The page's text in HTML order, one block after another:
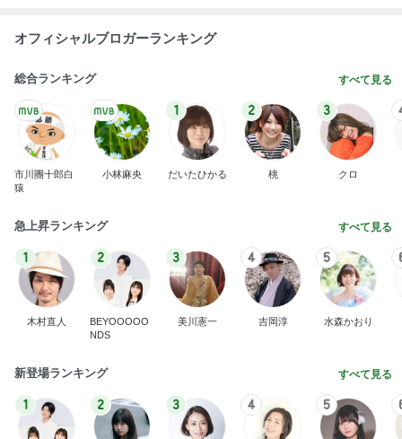
オフィシャルブロガーランキング
総合ランキング すべて見る
市川團十郎白
猿
小林麻央
1
だいたひかる
2
桃
3
クロ
急上昇ランキング すべて見る
1
木村直人
2
BEYOOOOO
NDS
3
美川憲一
4
吉岡淳
5
水森かおり
新登場ランキング すべて見る
1 2 3 4 5